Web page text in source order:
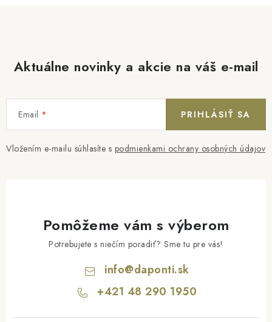
Aktuálne novinky a akcie na váš e-mail
Email
Vložením e-mailu súhlasíte s podmienkami ochrany osobných údajov
PRIHLÁSIŤ SA
Pomôžeme vám s výberom
Potrebujete s niečím poradiť? Sme tu pre vás!
info@daponti.sk
+421 48 290 1950